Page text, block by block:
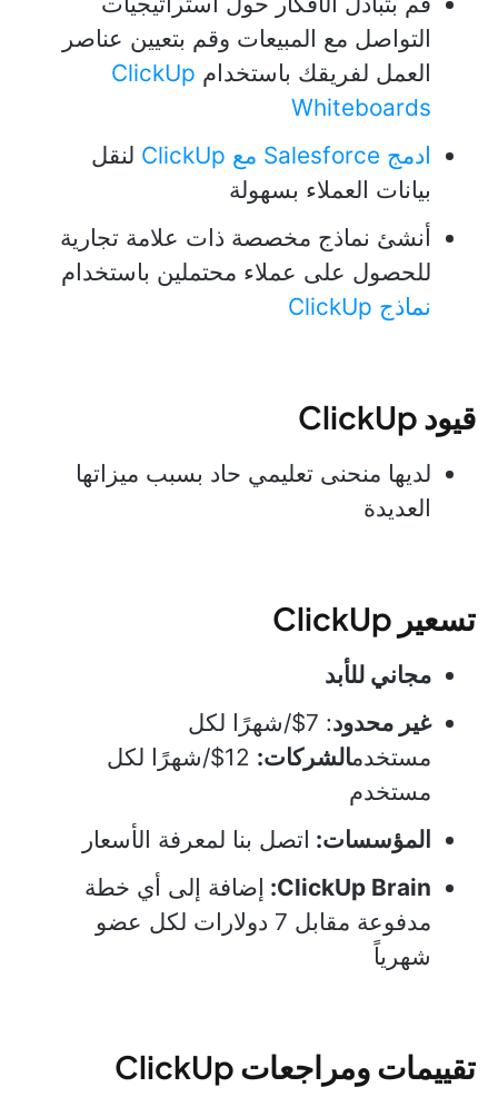
التواصل مع المبيعات وقم بتعيين عناصر
العمل لفريقك باستخدام ClickUp
Whiteboards
ادمج Salesforce مع ClickUp
لنقل
بيانات العملاء بسهولة
أنشئ نماذج مخصصة ذات علامة تجارية
للحصول على عملاء محتملين باستخدام
نماذج ClickUp
قيود ClickUp
لديها منحنى تعليمي حاد بسبب ميزاتها
العديدة
تسعير ClickUp
مجاني للأبد
غير محدود
: 7$/شهرًا لكل
مستخدمالشركات:
12$/شهرًا لكل
مستخدم
المؤسسات: اتصل بنا لمعرفة الأسعار
ClickUp Brain: إضافة إلى أي خطة
مدفوعة مقابل 7 دولارات لكل عضو
شهرياً
تقييمات ومراجعات ClickUp